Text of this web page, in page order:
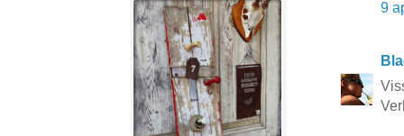
9